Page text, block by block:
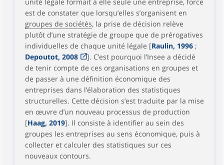
est de constater que lorsqu’elles s’organisent en
groupes de sociétés, la prise de décision relève
plutôt d’une stratégie de groupe que de prérogatives
individuelles de chaque unité légale [Raulin, 1996 ;
Depoutot, 2008
]. C’est pourquoi l’Insee a décidé
de tenir compte de ces organisations en groupes et
de passer à une définition économique des
entreprises dans l’élaboration des statistiques
structurelles. Cette décision s’est traduite par la mise
en œuvre d’un nouveau processus de production
[Haag, 2019]. Il consiste à identifier au sein des
groupes les entreprises au sens économique, puis à
collecter et calculer des statistiques sur ces
nouveaux contours.